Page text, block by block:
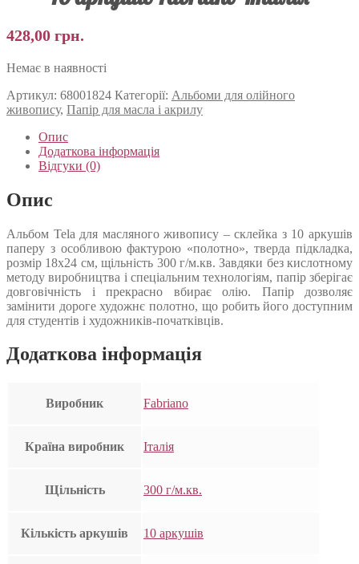
428,00 грн.
Немає в наявності
Артикул: 68001824 Категорії: Альбоми для олійного
живопису, Папір для масла і акрилу
Опис
Додаткова інформація
Відгуки (0)
Опис
Альбом Tela для масляного живопису – склейка з 10 аркушів
паперу з особливою фактурою «полотно», тверда підкладка,
розмір 18х24 см, щільність 300 г/м.кв. Завдяки без кислотному
методу виробництва і спеціальним технологіям, папір зберігає
довговічність і прекрасно вбирає олію. Папір дозволяє
замінити дороге художнє полотно, що робить його доступним
для студентів і художників-початківців.
Додаткова інформація
Виробник Fabriano
Країна виробник Італія
Щільність 300 г/м.кв.
Кількість аркушів 10 аркушів